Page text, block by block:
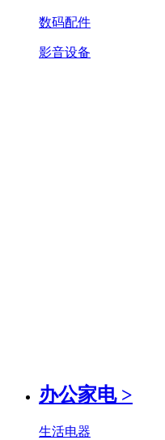
数码配件
影音设备
办公家电 >
生活电器